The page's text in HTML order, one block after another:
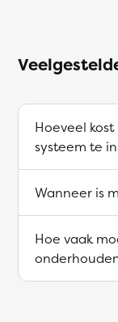
Hoeveel
systeem te
Wanneer is
Hoe vaak